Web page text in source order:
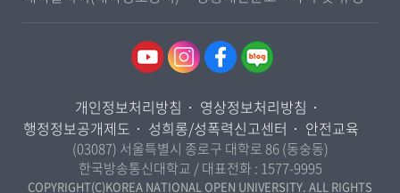
무역학과
미디어영상학과
도시콘텐츠·관광학과
울산지역대학
경기지역대학
강원지역대학
충북지역대학
전북지역대학
경남지역대학
국제협력단
산학협력단
개인정보처리방침
영상정보처리방침
행정정보공개제도
성희롱/성폭력신고센터 안전교육
(03087) 서울특별시 종로구 대학로 86 (동숭동)
한국방송통신대학교 / 대표전화 : 1577-9995
COPYRIGHT(C)KOREA NATIONAL OPEN UNIVERSITY. ALL RIGHTS